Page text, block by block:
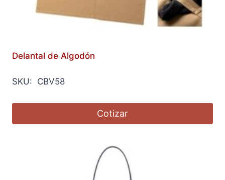
Delantal de Algodón
SKU: CBV58
Cotizar